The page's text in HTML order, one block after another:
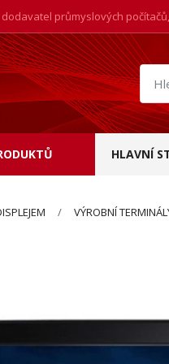
dodavatel průmyslových
HLAVNÍ
VÝROBNÍ